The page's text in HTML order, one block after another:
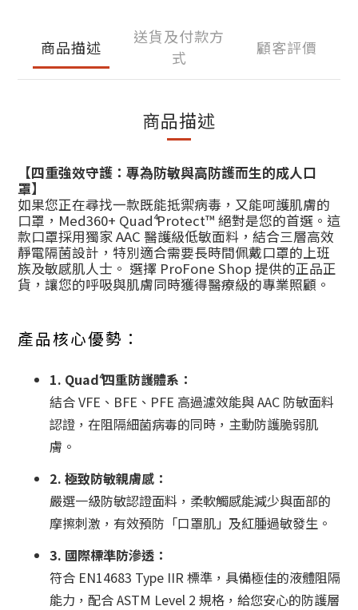
商品描述
送貨及付款方
式
顧客評價
商品描述
【四重強效守護：專為防敏與高防護而生的成人口
罩】
如果您正在尋找一款既能抵禦病毒，又能呵護肌膚的
口罩，Med360+ Quad⁴ Protect™ 絕對是您的首選。這
款口罩採用獨家 AAC 醫護級低敏面料，結合三層高效
靜電隔菌設計，特別適合需要長時間佩戴口罩的上班
族及敏感肌人士。 選擇 ProFone Shop 提供的正品正
貨，讓您的呼吸與肌膚同時獲得醫療級的專業照顧。
產品核心優勢：
1. Quad⁴ 四重防護體系：
結合 VFE、BFE、PFE 高過濾效能與 AAC 防敏面料
認證，在阻隔細菌病毒的同時，主動防護脆弱肌
膚。
2. 極致防敏親膚感：
嚴選一級防敏認證面料，柔軟觸感能減少與面部的
摩擦刺激，有效預防「口罩肌」及紅腫過敏發生。
3. 國際標準防滲透：
符合 EN14683 Type IIR 標準，具備極佳的液體阻隔
能力，配合 ASTM Level 2 規格，給您安心的防護層